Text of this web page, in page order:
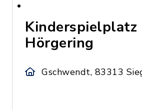
Kinderspielplatz
Hörgering
Gschwendt, 83313